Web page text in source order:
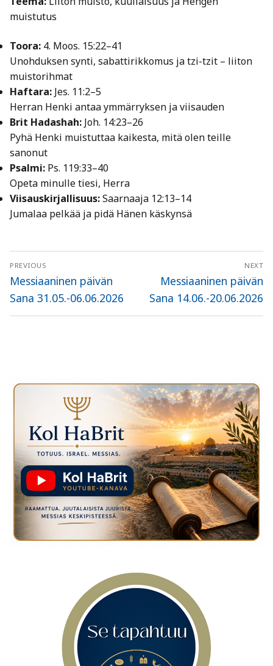
muistutus
Toora: 4. Moos. 15:22–41
Unohduksen synti, sabattirikkomus ja tzi-tzit – liiton
muistorihmat
Haftara: Jes. 11:2–5
Herran Henki antaa ymmärryksen ja viisauden
Brit Hadashah: Joh. 14:23–26
Pyhä Henki muistuttaa kaikesta, mitä olen teille
sanonut
Psalmi: Ps. 119:33–40
Opeta minulle tiesi, Herra
Viisauskirjallisuus:Saarnaaja 12:13–14
Jumalaa pelkää ja pidä Hänen käskynsä
Artikkelien
selaus
PREVIOUS
Previous
post:
Messiaaninen päivän
Sana 31.05.-06.06.2026
NEXT
Next
post:
Messiaaninen päivän
Sana 14.06.-20.06.2026